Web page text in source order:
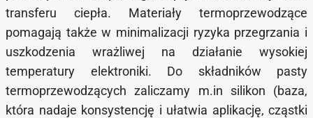
transferu ciepła. Materiały termoprzewodzące
pomagają także w minimalizacji ryzyka przegrzania i
uszkodzenia wrażliwej na działanie wysokiej
temperatury elektroniki. Do składników pasty
termoprzewodzących zaliczamy m.in silikon (baza,
która nadaje konsystencję i ułatwia aplikację, cząstki